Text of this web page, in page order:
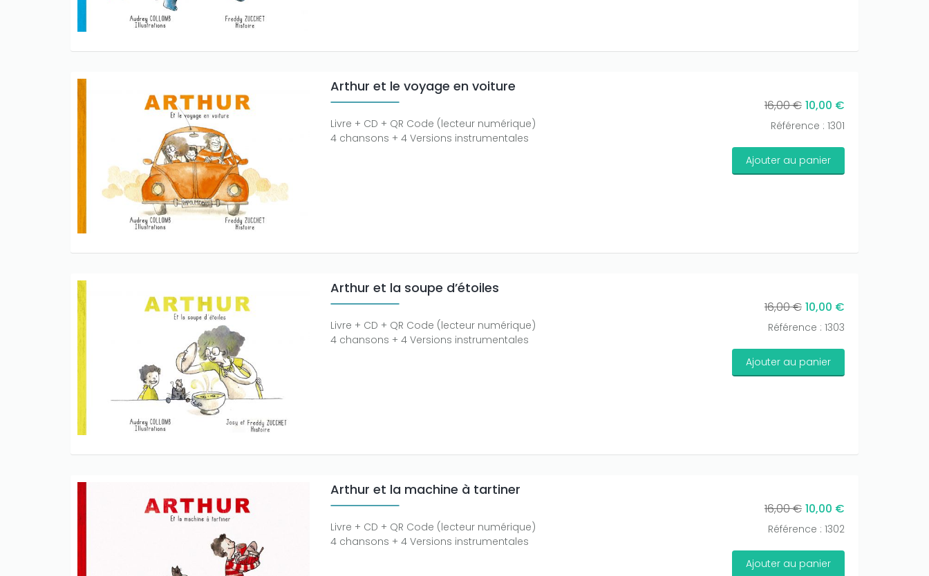
Arthur et le voyage en voiture
Livre + CD + QR Code (lecteur numérique)
4 chansons + 4 Versions instrumentales
16,00 € 10,00 €
Référence : 1301
Ajouter au panier
Arthur et la soupe d’étoiles
Livre + CD + QR Code (lecteur numérique)
4 chansons + 4 Versions instrumentales
16,00 € 10,00 €
Référence : 1303
Ajouter au panier
Arthur et la machine à tartiner
Livre + CD + QR Code (lecteur numérique)
4 chansons + 4 Versions instrumentales
16,00 € 10,00 €
Référence : 1302
Ajouter au panier